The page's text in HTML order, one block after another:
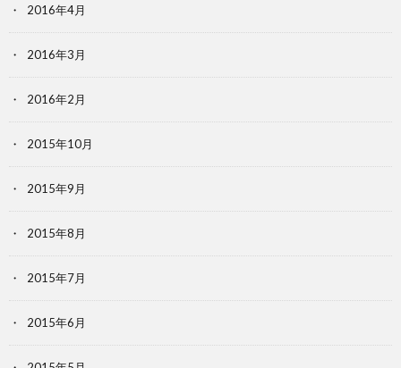
2016年4月
2016年3月
2016年2月
2015年10月
2015年9月
2015年8月
2015年7月
2015年6月